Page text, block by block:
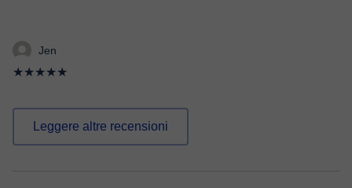
Jen
★★★★★
Leggere altre recensioni